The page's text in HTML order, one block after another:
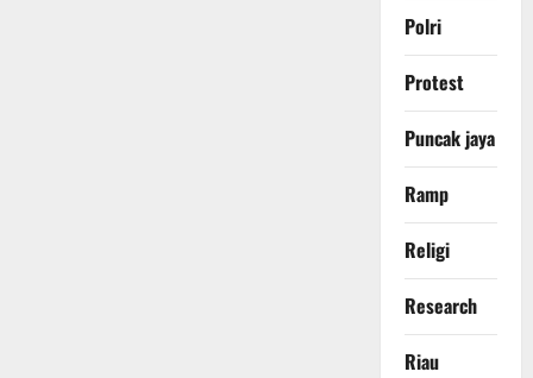
Polri
Protest
Puncak jaya
Ramp
Religi
Research
Riau